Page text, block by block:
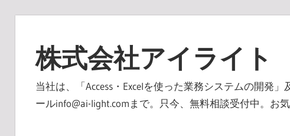
株式会社アイライト
当社は、「Access・Excelを使った業務システムの開発
ールinfo@ai-light.comまで。只今、無料相談受付中。お